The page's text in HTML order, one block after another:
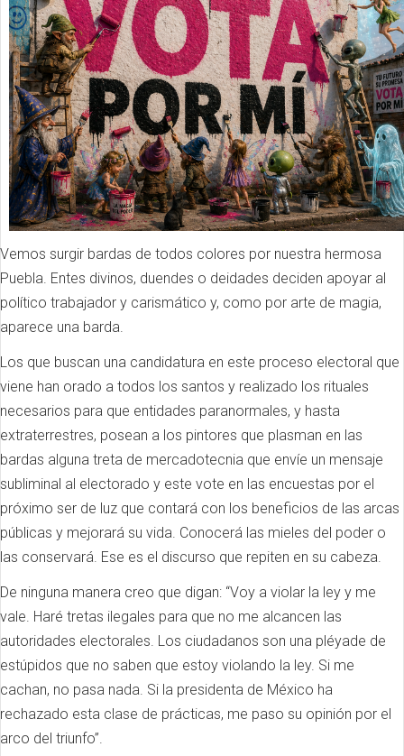
Vemos surgir bardas de todos colores por nuestra hermosa
Puebla. Entes divinos, duendes o deidades deciden apoyar al
político trabajador y carismático y, como por arte de magia,
aparece una barda.
Los que buscan una candidatura en este proceso electoral que
viene han orado a todos los santos y realizado los rituales
necesarios para que entidades paranormales, y hasta
extraterrestres, posean a los pintores que plasman en las
bardas alguna treta de mercadotecnia que envíe un mensaje
subliminal al electorado y este vote en las encuestas por el
próximo ser de luz que contará con los beneficios de las arcas
públicas y mejorará su vida. Conocerá las mieles del poder o
las conservará. Ese es el discurso que repiten en su cabeza.
De ninguna manera creo que digan: “Voy a violar la ley y me
vale. Haré tretas ilegales para que no me alcancen las
autoridades electorales. Los ciudadanos son una pléyade de
estúpidos que no saben que estoy violando la ley. Si me
cachan, no pasa nada. Si la presidenta de México ha
rechazado esta clase de prácticas, me paso su opinión por el
arco del triunfo”.